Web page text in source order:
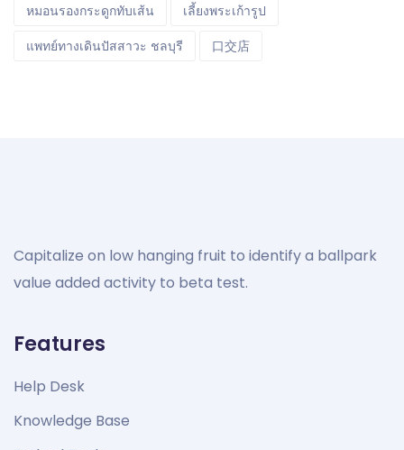
หมอนรองกระดูกทับเส้น
เลี้ยงพระเก้ารูป
แพทย์ทางเดินปัสสาวะ ชลบุรี
口交店
Capitalize on low hanging fruit to identify a ballpark
value added activity to beta test.
Features
Help Desk
Knowledge Base